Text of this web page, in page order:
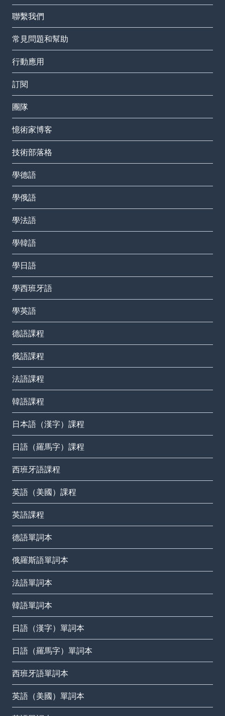
聯繫我們
常見問題和幫助
行動應用
訂閱
團隊
憶術家博客
技術部落格
學德語
學俄語
學法語
學韓語
學日語
學西班牙語
學英語
德語課程
俄語課程
法語課程
韓語課程
日本語（漢字）課程
日語（羅馬字）課程
西班牙語課程
英語（美國）課程
英語課程
德語單詞本
俄羅斯語單詞本
法語單詞本
韓語單詞本
日語（漢字）單詞本
日語（羅馬字）單詞本
西班牙語單詞本
英語（美國）單詞本